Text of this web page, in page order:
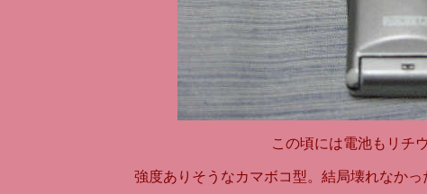
この頃には電池もリチ
強度ありそうなカマボコ型。結局壊れなか